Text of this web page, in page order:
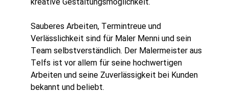
Sauberes Arbeiten, Termintreue und
Verlässlichkeit sind für Maler Menni und sein
Team selbstverständlich. Der Malermeister aus
Telfs ist vor allem für seine hochwertigen
Arbeiten und seine Zuverlässigkeit bei Kunden
bekannt und beliebt.